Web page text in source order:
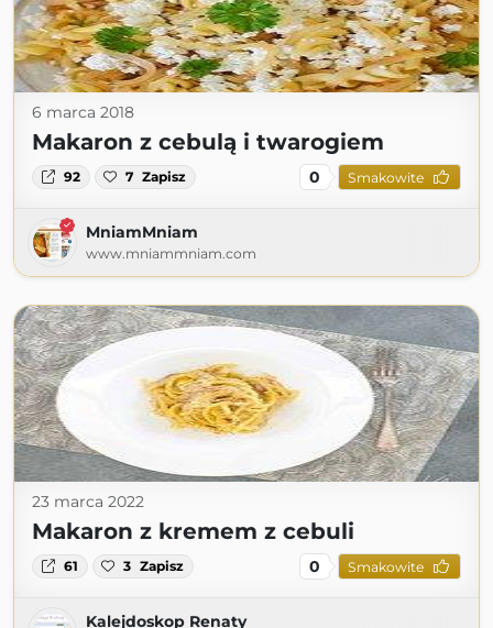
6 marca 2018
Makaron z cebulą i twarogiem
92 7 Zapisz 0 Smakowite
MniamMniam
www.mniammniam.com
23 marca 2022
Makaron z kremem z cebuli
61 3 Zapisz 0 Smakowite
Kalejdoskop Renaty